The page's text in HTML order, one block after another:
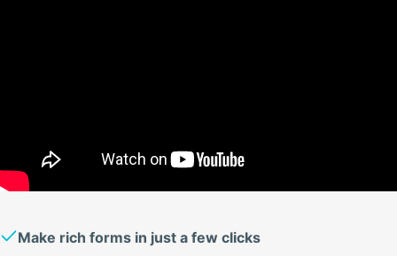
Make rich forms in just a few clicks